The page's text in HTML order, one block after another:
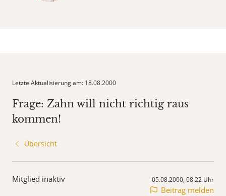
Letzte Aktualisierung am: 18.08.2000
Frage: Zahn will nicht richtig raus
kommen!
Übersicht
Mitglied inaktiv 05.08.2000, 08:22 Uhr
Beitrag melden